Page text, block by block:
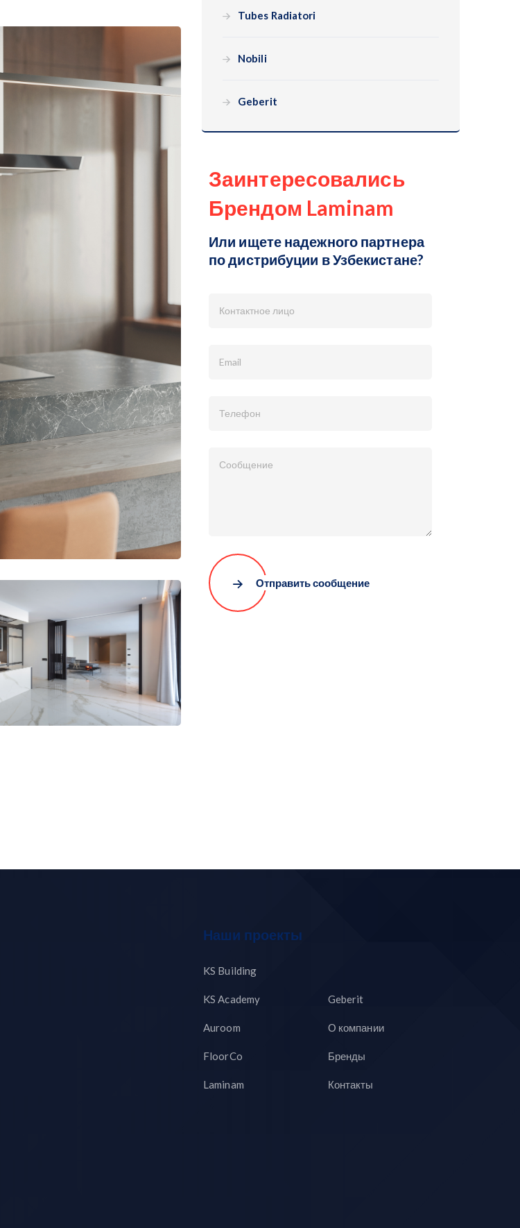
Tubes Radiatori
Nobili
Geberit
Заинтересовались
Брендом Laminam
Или ищете надежного партнера
по дистрибуции в Узбекистане?
Отправить сообщение
Наши проекты
KS Building
KS Academy
Auroom
FloorCo
Laminam
Geberit
О компании
Бренды
Контакты